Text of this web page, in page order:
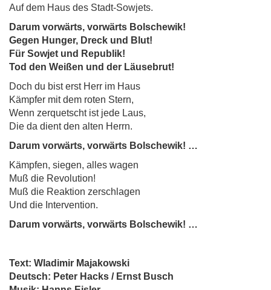
Auf dem Haus des Stadt-Sowjets.
Darum vorwärts, vorwärts Bolschewik!
Gegen Hunger, Dreck und Blut!
Für Sowjet und Republik!
Tod den Weißen und der Läusebrut!
Doch du bist erst Herr im Haus
Kämpfer mit dem roten Stern,
Wenn zerquetscht ist jede Laus,
Die da dient den alten Herrn.
Darum vorwärts, vorwärts Bolschewik! …
Kämpfen, siegen, alles wagen
Muß die Revolution!
Muß die Reaktion zerschlagen
Und die Intervention.
Darum vorwärts, vorwärts Bolschewik! …
Text: Wladimir Majakowski
Deutsch: Peter Hacks / Ernst Busch